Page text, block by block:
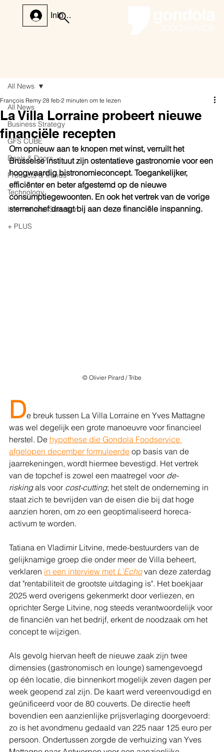
Inloggen
All News
Business Strategy
GFS CUBE
Deals & Doors
Products & Trends
Technology
International Selection
+ PLUS
All News
La Villa Lorraine probeert nieuwe
financiële recepten
François Remy 28 feb 2 minuten om te lezen
Om opnieuw aan te knopen met winst, verruilt het
Brusselse instituut zijn ostentatieve gastronomie voor een
hoogwaardig bistronomieconcept. Toegankelijker,
efficiënter en beter afgestemd op de nieuwe
consumptiegewoonten. En ook het vertrek van de vorige
sterrenchef draagt bij aan deze financiële inspanning.
© Olivier Pirard / Tribe
De breuk tussen La Villa Lorraine en Yves Mattagne
was wel degelijk een grote manoeuvre voor financieel
herstel. De hypothese die Gondola Foodservice
afgelopen december formuleerde op basis van de
jaarrekeningen, wordt hiermee bevestigd. Het vertrek
van de topchef is zowel een maatregel voor de-
risking als voor cost-cutting; het stelt de onderneming in
staat zich te bevrijden van de eisen die bij dat hoge
aanzien horen, om zo een geoptimaliseerd horeca-
activum te worden.
Tatiana en Vladimir Litvine, mede-bestuurders van de
gelijknamige groep die onder meer de Villa beheert,
verklaren in een interview met L'Echo van deze zaterdag
dat "rentabiliteit de grootste uitdaging is". Het boekjaar
2025 werd overigens gekenmerkt door verliezen, en
oprichter Serge Litvine, nog steeds verantwoordelijk voor
de financiën van het bedrijf, erkent de noodzaak om het
concept te wijzigen.
Als gevolg hiervan heeft de nieuwe zaak zijn twee
dimensies (gastronomisch en lounge) samengevoegd
op één locatie, die binnenkort mogelijk zeven dagen per
week geopend zal zijn. De kaart werd vereenvoudigd en
geünificeerd voor de 80 couverts. De directie heeft
bovendien een aanzienlijke prijsverlaging doorgevoerd:
zo is het avondmenu gedaald van 225 naar 125 euro per
persoon. Ondertussen zorgde de verhuizing van Yves